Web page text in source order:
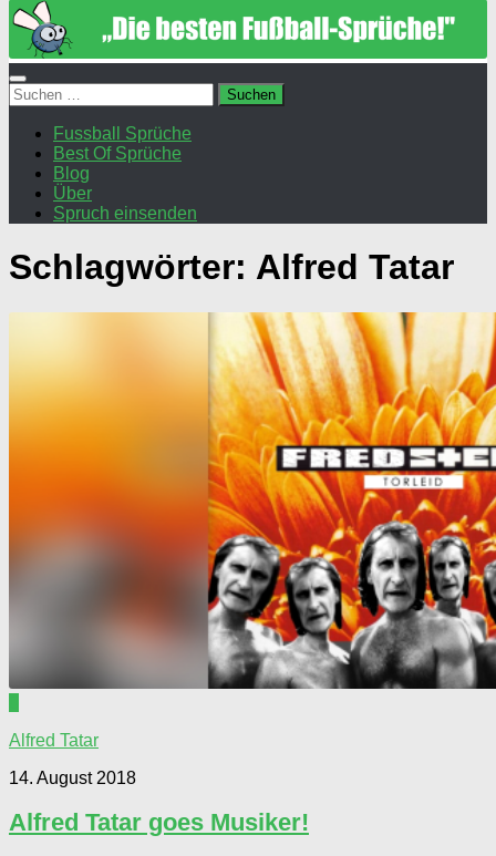
Suchen
nach:
Fussball Sprüche
Best Of Sprüche
Blog
Über
Spruch einsenden
Schlagwörter: Alfred Tatar
Alfred Tatar
14. August 2018
Alfred Tatar goes Musiker!